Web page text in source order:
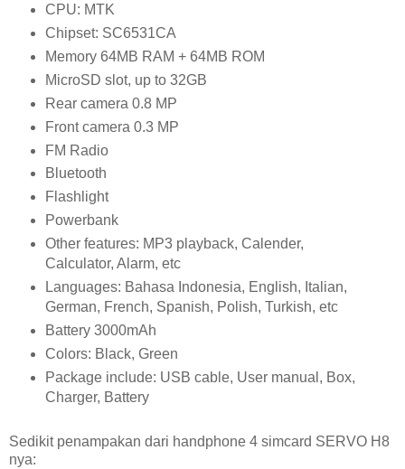
CPU: MTK
Chipset: SC6531CA
Memory 64MB RAM + 64MB ROM
MicroSD slot, up to 32GB
Rear camera 0.8 MP
Front camera 0.3 MP
FM Radio
Bluetooth
Flashlight
Powerbank
Other features: MP3 playback, Calender,
Calculator, Alarm, etc
Languages: Bahasa Indonesia, English, Italian,
German, French, Spanish, Polish, Turkish, etc
Battery 3000mAh
Colors: Black, Green
Package include: USB cable, User manual, Box,
Charger, Battery
Sedikit penampakan dari handphone 4 simcard SERVO H8
nya: